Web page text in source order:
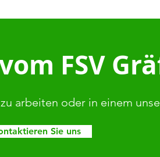
FSV
arbeiten oder in einem
Sie uns